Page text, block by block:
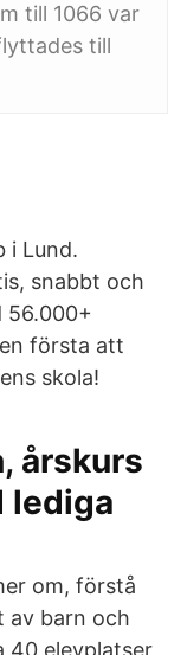
till 1066 var
till
i Lund.
snabbt och
56.000+
första att
skola!
årskurs
lediga
om, förstå
av barn och
40 elevplatser